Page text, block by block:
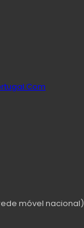
móvel nacional)